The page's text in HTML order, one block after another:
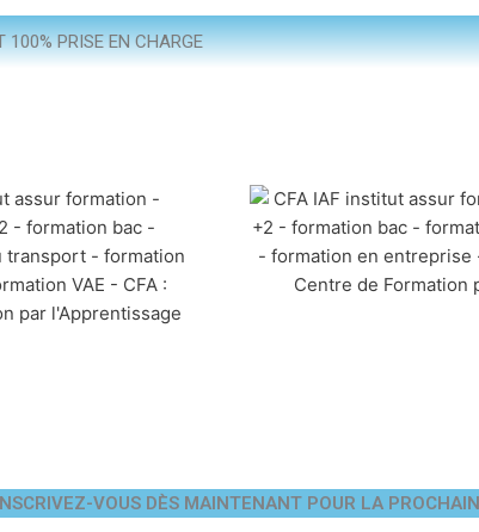
100% PRISE EN CHARGE
VOUS DÈS MAINTENANT POUR LA